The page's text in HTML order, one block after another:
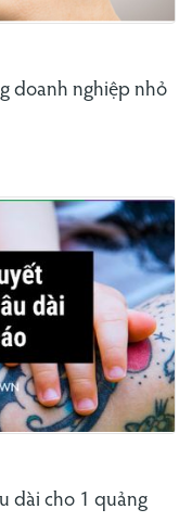
doanh nghiệp nhỏ
dài cho 1 quảng